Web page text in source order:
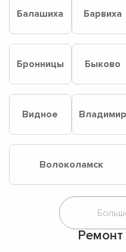
Балашиха Барвиха
Бронницы Быково
Видное Владимир
Волоколамск
Ремонт